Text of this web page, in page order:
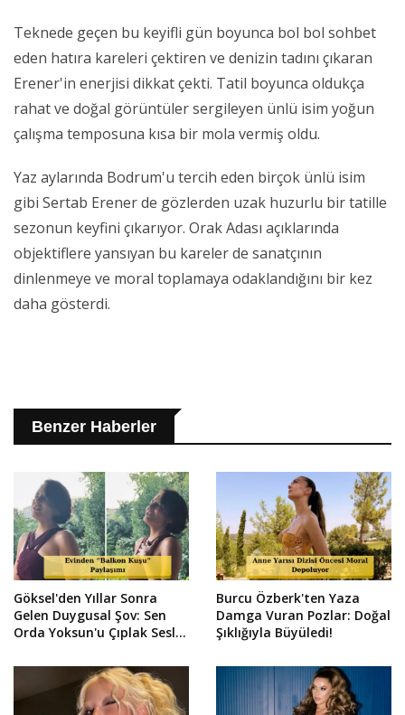
Teknede geçen bu keyifli gün boyunca bol bol sohbet
eden hatıra kareleri çektiren ve denizin tadını çıkaran
Erener'in enerjisi dikkat çekti. Tatil boyunca oldukça
rahat ve doğal görüntüler sergileyen ünlü isim yoğun
çalışma temposuna kısa bir mola vermiş oldu.
Yaz aylarında Bodrum'u tercih eden birçok ünlü isim
gibi Sertab Erener de gözlerden uzak huzurlu bir tatille
sezonun keyfini çıkarıyor. Orak Adası açıklarında
objektiflere yansıyan bu kareler de sanatçının
dinlenmeye ve moral toplamaya odaklandığını bir kez
daha gösterdi.
Benzer Haberler
Göksel'den Yıllar Sonra
Gelen Duygusal Şov: Sen
Orda Yoksun'u Çıplak Sesle
Burcu Özberk'ten Yaza
Damga Vuran Pozlar: Doğal
Şıklığıyla Büyüledi!